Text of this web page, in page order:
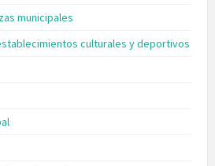
municipales
culturales y deportivos